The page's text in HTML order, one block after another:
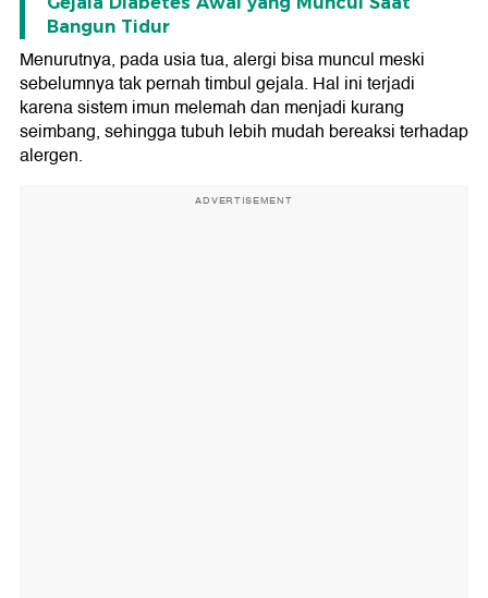
Bangun Tidur
Menurutnya, pada usia tua, alergi bisa muncul meski
sebelumnya tak pernah timbul gejala. Hal ini terjadi
karena sistem imun melemah dan menjadi kurang
seimbang, sehingga tubuh lebih mudah bereaksi terhadap
alergen.
ADVERTISEMENT